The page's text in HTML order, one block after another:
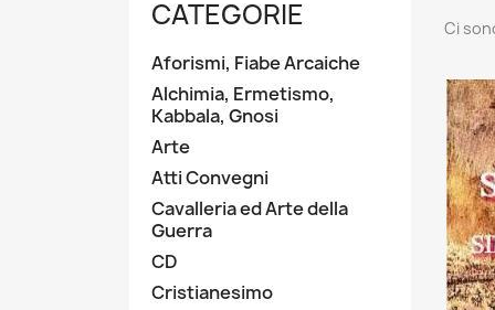
CATEGORIE
Aforismi, Fiabe Arcaiche
Alchimia, Ermetismo,
Kabbala, Gnosi
Arte
Atti Convegni
Cavalleria ed Arte della
Guerra
CD
Cristianesimo
Ci